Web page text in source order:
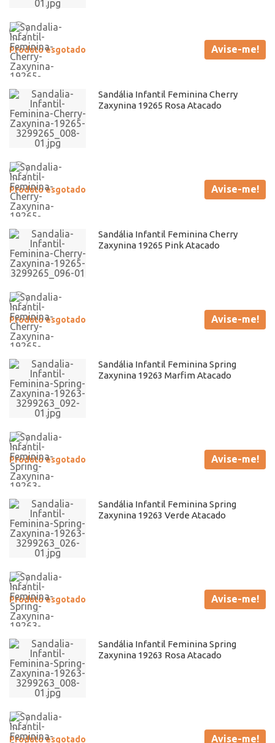
Produto esgotado Avise-me!
Sandália Infantil Feminina Cherry
Zaxynina 19265 Rosa Atacado
Produto esgotado Avise-me!
Sandália Infantil Feminina Cherry
Zaxynina 19265 Pink Atacado
Produto esgotado Avise-me!
Sandália Infantil Feminina Spring
Zaxynina 19263 Marfim Atacado
Produto esgotado Avise-me!
Sandália Infantil Feminina Spring
Zaxynina 19263 Verde Atacado
Produto esgotado Avise-me!
Sandália Infantil Feminina Spring
Zaxynina 19263 Rosa Atacado
Produto esgotado Avise-me!